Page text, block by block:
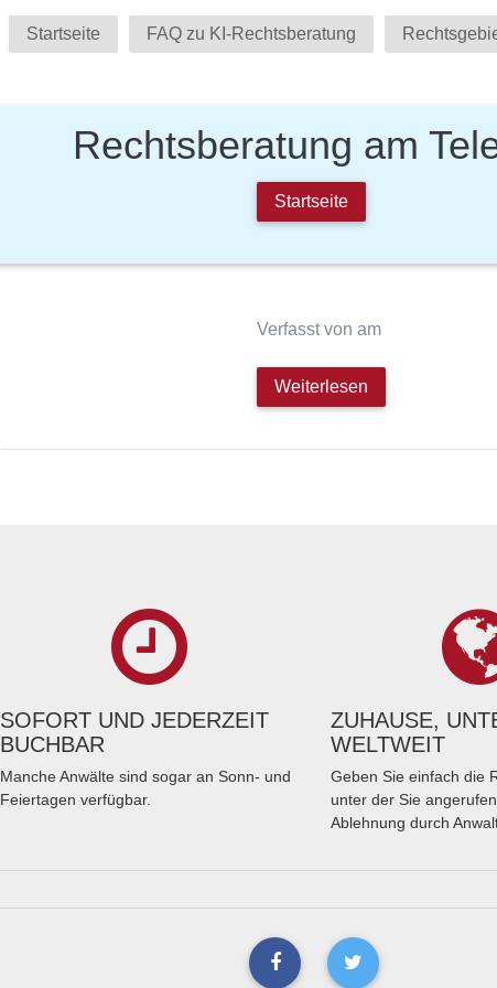
Startseite FAQ zu KI-Rechtsberatung
Rechtsberatung am
Startseite
Verfasst von am
Weiterlesen
SOFORT UND JEDERZEIT
BUCHBAR
Manche Anwälte sind sogar an Sonn- und
Feiertagen verfügbar.
ZUHAUSE,
WELTWEIT
Geben Sie einfach die
unter der Sie
Ablehnung durch